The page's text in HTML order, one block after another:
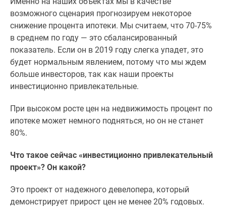
возможного сценария прогнозируем некоторое
снижение процента ипотеки. Мы считаем, что 70-75%
в среднем по году — это сбалансированный
показатель. Если он в 2019 году слегка упадет, это
будет нормальным явлением, потому что мы ждем
больше инвесторов, так как наши проекты
инвестиционно привлекательные.
При высоком росте цен на недвижимость процент по
ипотеке может немного подняться, но он не станет
80%.
Что такое сейчас «инвестиционно привлекательный
проект»? Он какой?
Это проект от надежного девелопера, который
демонстрирует прирост цен не менее 20% годовых.